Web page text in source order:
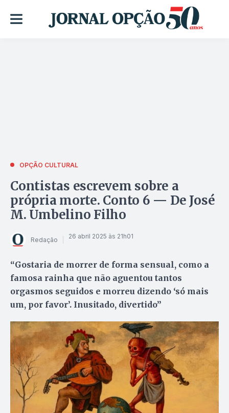
OPÇÃO CULTURAL
Contistas escrevem sobre a
própria morte. Conto 6 — De José
M. Umbelino Filho
Redação 26 abril 2025 às 21h01
“Gostaria de morrer de forma sensual, como a
famosa rainha que não aguentou tantos
orgasmos seguidos e morreu dizendo ‘só mais
um, por favor’. Inusitado, divertido”